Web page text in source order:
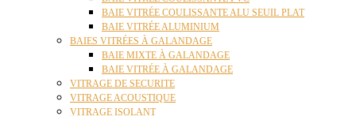
BAIE VITRÉE COULISSANTE ALU SEUIL PLAT
BAIE VITRÉE ALUMINIUM
BAIES VITRÉES À GALANDAGE
BAIE MIXTE À GALANDAGE
BAIE VITRÉE À GALANDAGE
VITRAGE DE SECURITE
VITRAGE ACOUSTIQUE
VITRAGE ISOLANT